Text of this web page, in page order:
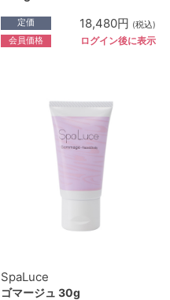
定価 18,480円 (税込)
会員価格 ログイン後に表示
SpaLuce
ゴマージュ 30g